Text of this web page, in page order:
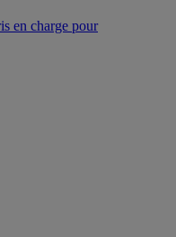
en charge pour